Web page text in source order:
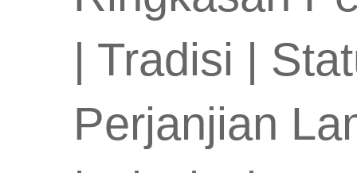
| Tradisi |
Perjanjian